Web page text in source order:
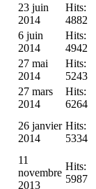
23 juin
2014
Hits:
4882
6 juin
2014
Hits:
4942
27 mai
2014
Hits:
5243
27 mars
2014
Hits:
6264
26 janvier
2014
Hits:
5334
11
novembre
2013
Hits:
5987